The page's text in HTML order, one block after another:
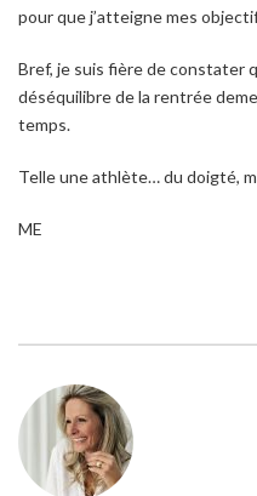
pour que j’atteigne mes
Bref, je suis fière de constater
déséquilibre de la rentrée
temps.
Telle une athlète… du doigté,
ME